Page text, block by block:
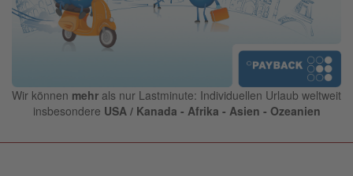
Wir können mehr als nur Lastminute: Individuellen Urlaub weltweit
insbesondere USA / Kanada - Afrika - Asien - Ozeanien